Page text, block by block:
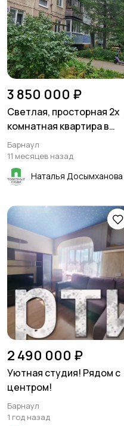
3 850 000 ₽
Светлая, просторная 2х
комнатная квартира в
Барнауле
Барнаул
11 месяцев назад
2 490 000 ₽
Уютная студия! Рядом с
центром!
Барнаул
1 год назад